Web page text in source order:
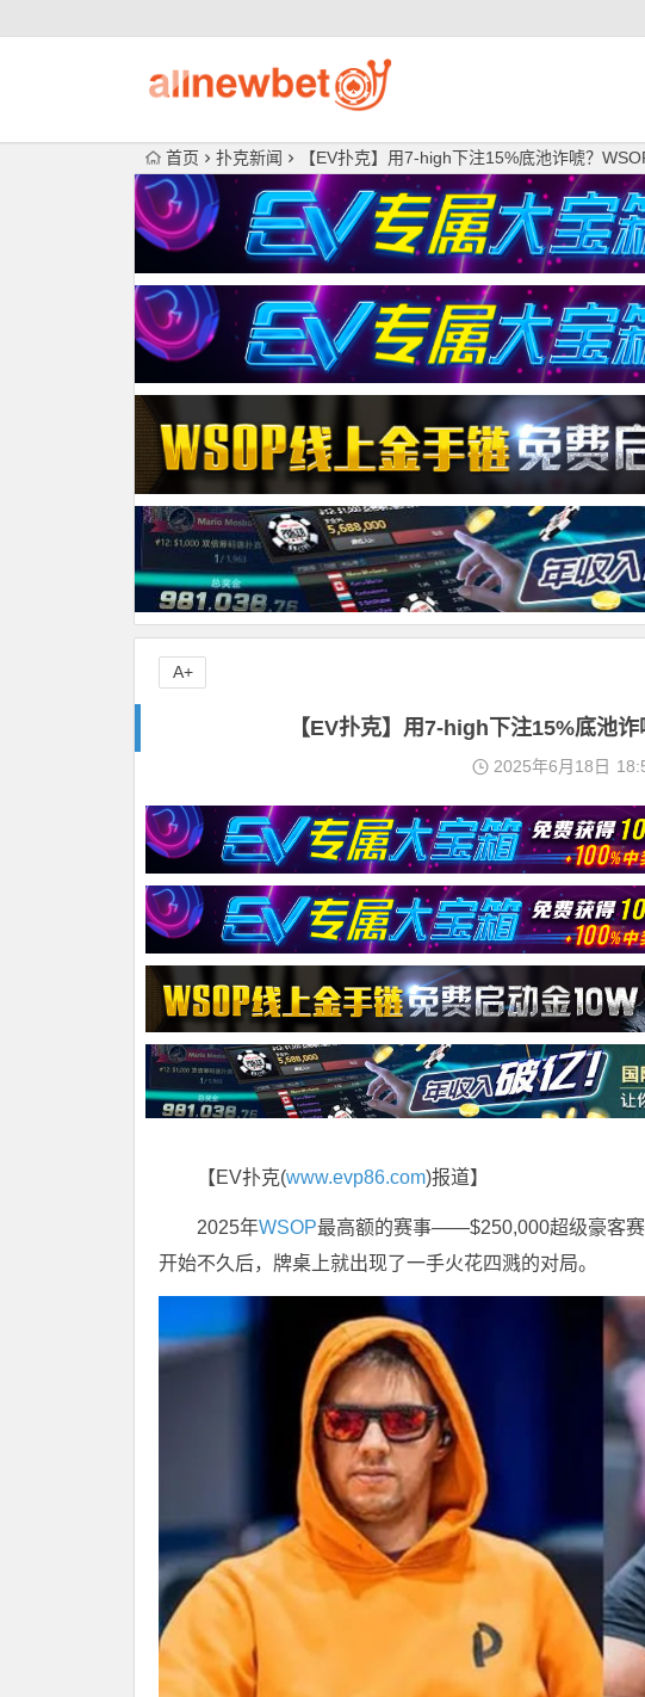
首页 扑克新闻 【EV扑克】用7-high下注15%底池诈唬？
【EV扑克】用7-high下注15%底池
2025年6月18日
【EV扑克(www.evp86.com)报道】
2025年WSOP最高额的赛事——$250,000超级豪客
开始不久后，牌桌上就出现了一手火花四溅的对局。
A+